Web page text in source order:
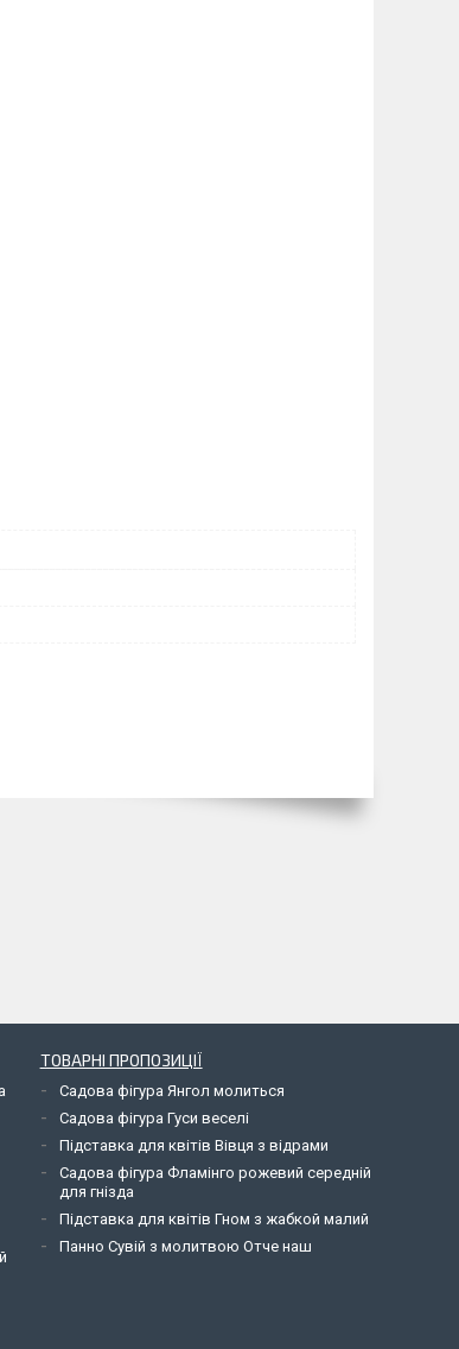
ТОВАРНІ ПРОПОЗИЦІЇ
Садова фігура Янгол молиться
Садова фігура Гуси веселі
Підставка для квітів Вівця з відрами
Садова фігура Фламінго рожевий середній
для гнізда
Підставка для квітів Гном з жабкой малий
Панно Сувій з молитвою Отче наш